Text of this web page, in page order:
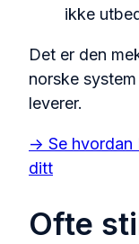
ikke
Det er den
norske
leverer.
→ Se hvordan
ditt
Ofte